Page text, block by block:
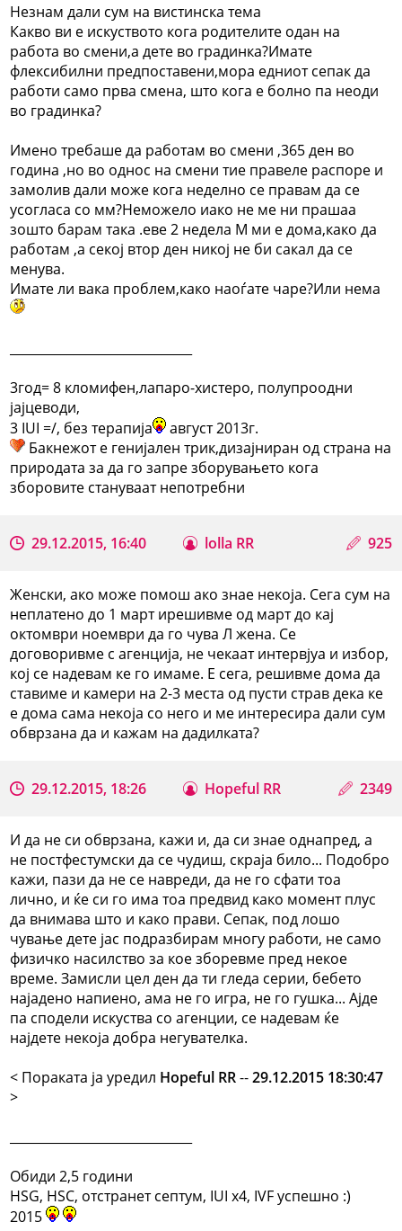
Незнам дали сум на вистинска тема
Какво ви е искуството кога родителите одан на
работа во смени,а дете во градинка?Имате
флексибилни предпоставени,мора едниот сепак да
работи само прва смена, што кога е болно па неоди
во градинка?
Имено требаше да работам во смени ,365 ден во
година ,но во однос на смени тие правеле распоре и
замолив дали може кога неделно се правам да се
усогласа со мм?Неможело иако не ме ни прашаа
зошто барам така .еве 2 недела М ми е дома,како да
работам ,а секој втор ден никој не би сакал да се
менува.
Имате ли вака проблем,како наоѓате чаре?Или нема
3год= 8 кломифен,лапаро-хистеро, полупроодни
јајцеводи,
3 IUI =/, без терапија
август 2013г.
Бакнежот е генијален трик,дизајниран од страна на
природата за да го запре зборувањето кога
зборовите стануваат непотребни
29.12.2015, 16:40 lolla RR 925
Женски, ако може помош ако знае некоја. Сега сум на
неплатено до 1 март ирешивме од март до кај
октомври ноември да го чува Л жена. Се
договоривме с агенција, не чекаат интервјуа и избор,
кој се надевам ке го имаме. Е сега, решивме дома да
ставиме и камери на 2-3 места од пусти страв дека ке
е дома сама некоја со него и ме интересира дали сум
обврзана да и кажам на дадилката?
29.12.2015, 18:26 Hopeful RR 2349
И да не си обврзана, кажи и, да си знае однапред, а
не постфестумски да се чудиш, скраја било... Подобро
кажи, пази да не се навреди, да не го сфати тоа
лично, и ќе си го има тоа предвид како момент плус
да внимава што и како прави. Сепак, под лошо
чување дете јас подразбирам многу работи, не само
физичко насилство за кое зборевме пред некое
време. Замисли цел ден да ти гледа серии, бебето
најадено напиено, ама не го игра, не го гушка... Ајде
па сподели искуства со агенции, се надевам ќе
најдете некоја добра негувателка.
< Поракaта ја уредил Hopeful RR--29.12.2015 18:30:47
>
Обиди 2,5 години
HSG, HSC, отстранет септум, IUI x4, IVF успешно :)
2015